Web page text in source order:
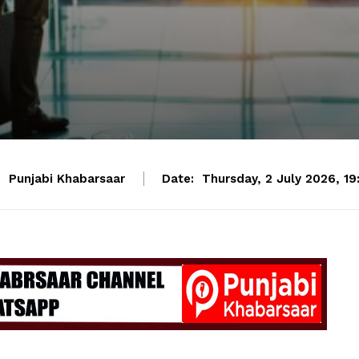
Punjabi Khabarsaar Date: Thursday, 2 July 2026,